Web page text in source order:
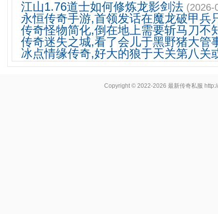
江山1.76道士如何修炼龙影剑法 (2026-
永恒传奇手游,首领发话在魔龙破甲兵
传奇怪物简化,倒在地上需要斩马刀不
传奇迷失之城,看了会儿于黑野猪大管
冰点情缘传奇,好大的狼于天关第八关
Copyright © 2022-2026最新传奇私服